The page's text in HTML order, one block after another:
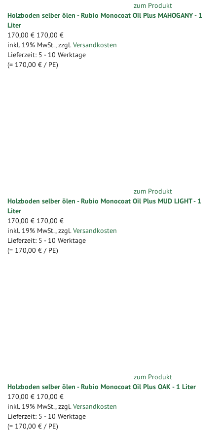
zum Produkt
Holzboden selber ölen - Rubio Monocoat Oil Plus MAHOGANY - 1
Liter
170,00 € 170,00 €
inkl. 19% MwSt., zzgl. Versandkosten
Lieferzeit: 5 - 10 Werktage
(= 170,00 € / PE)
zum Produkt
Holzboden selber ölen - Rubio Monocoat Oil Plus MUD LIGHT - 1
Liter
170,00 € 170,00 €
inkl. 19% MwSt., zzgl. Versandkosten
Lieferzeit: 5 - 10 Werktage
(= 170,00 € / PE)
zum Produkt
Holzboden selber ölen - Rubio Monocoat Oil Plus OAK - 1 Liter
170,00 € 170,00 €
inkl. 19% MwSt., zzgl. Versandkosten
Lieferzeit: 5 - 10 Werktage
(= 170,00 € / PE)